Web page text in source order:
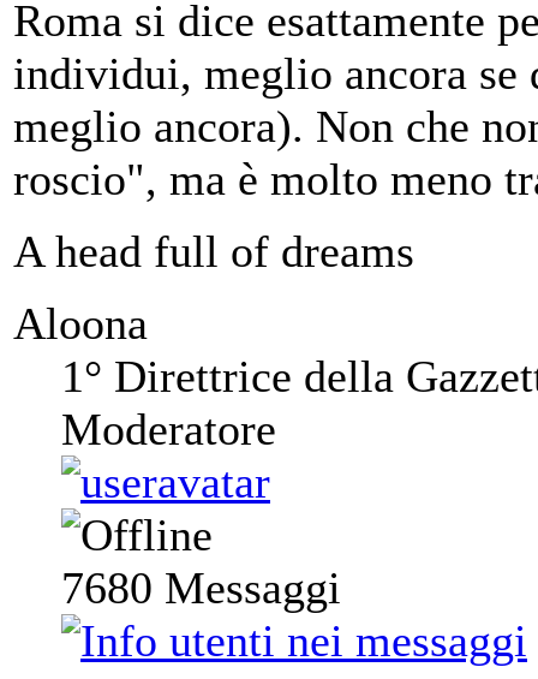
Roma si dice esattamente
individui, meglio ancora se
meglio ancora). Non che
roscio", ma è molto meno
A head full of dreams
Aloona
1° Direttrice della
Moderatore
7680 Messaggi